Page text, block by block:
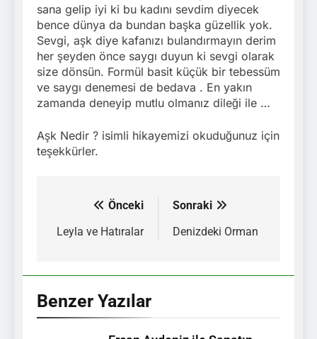
sana gelip iyi ki bu kadını sevdim diyecek
bence dünya da bundan başka güzellik yok.
Sevgi, aşk diye kafanızı bulandırmayın derim
her şeyden önce saygı duyun ki sevgi olarak
size dönsün. Formül basit küçük bir tebessüm
ve saygı denemesi de bedava . En yakın
zamanda deneyip mutlu olmanız dileği ile …
Aşk Nedir ? isimli hikayemizi okuduğunuz için
teşekkürler.
gezinmesi
Önceki
Leyla ve Hatıralar
Sonraki
Denizdeki Orman
Benzer Yazılar